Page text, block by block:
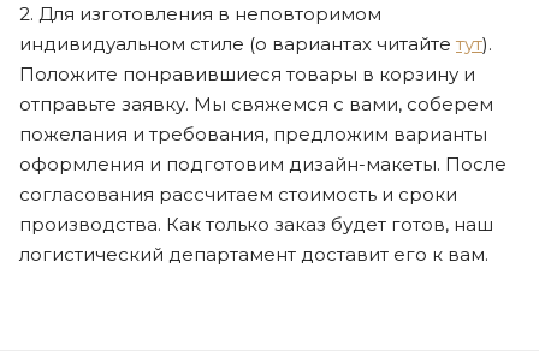
2. Для изготовления в неповторимом
индивидуальном стиле (о вариантах читайте тут).
Положите понравившиеся товары в корзину и
отправьте заявку. Мы свяжемся с вами, соберем
пожелания и требования, предложим варианты
оформления и подготовим дизайн-макеты. После
согласования рассчитаем стоимость и сроки
производства. Как только заказ будет готов, наш
логистический департамент доставит его к вам.